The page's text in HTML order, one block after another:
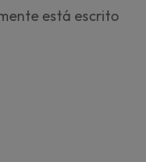
está escrito